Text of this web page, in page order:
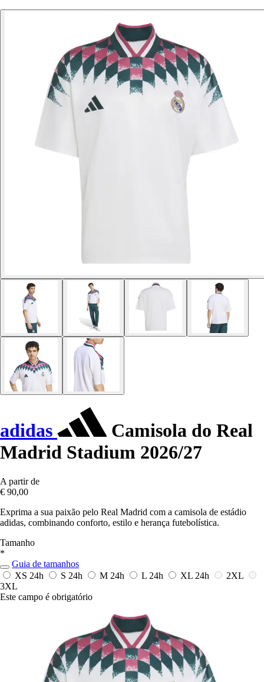
adidas
Camisola do Real
Madrid Stadium 2026/27
A partir de
€ 90,00
Exprima a sua paixão pelo Real Madrid com a camisola de estádio
adidas, combinando conforto, estilo e herança futebolística.
Tamanho
*
Guia de tamanhos
XS 24h S 24h M 24h L 24h XL 24h
2XL
3XL
Este campo é obrigatório